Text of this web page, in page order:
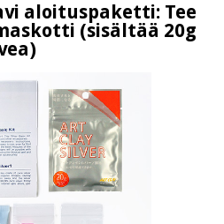
aloituspaketti: Tee
(sisältää 20g